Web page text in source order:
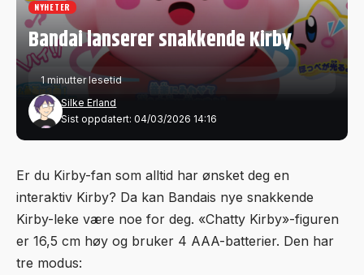
NYHETER
Bandai lanserer snakkende Kirby
Sist oppdatert: 04/03/2026 14:16
Silke Erland
1 minutter lesetid
Er du Kirby-fan som alltid har ønsket deg en
interaktiv Kirby? Da kan Bandais nye snakkende
Kirby-leke være noe for deg. «Chatty Kirby»-figuren
er 16,5 cm høy og bruker 4 AAA-batterier. Den har
tre modus: